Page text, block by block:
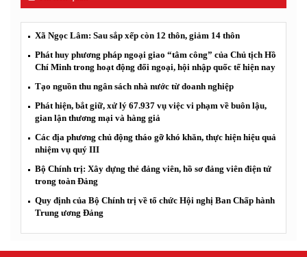
Xã Ngọc Lâm: Sau sắp xếp còn 12 thôn, giảm 14 thôn
Phát huy phương pháp ngoại giao “tâm công” của Chủ tịch Hồ
Chí Minh trong hoạt động đối ngoại, hội nhập quốc tế hiện nay
Tạo nguồn thu ngân sách nhà nước từ doanh nghiệp
Phát hiện, bắt giữ, xử lý 67.937 vụ việc vi phạm về buôn lậu,
gian lận thương mại và hàng giả
Các địa phương chủ động tháo gỡ khó khăn, thực hiện hiệu quả
nhiệm vụ quý III
Bộ Chính trị: Xây dựng thẻ đảng viên, hồ sơ đảng viên điện tử
trong toàn Đảng
Quy định của Bộ Chính trị về tổ chức Hội nghị Ban Chấp hành
Trung ương Đảng